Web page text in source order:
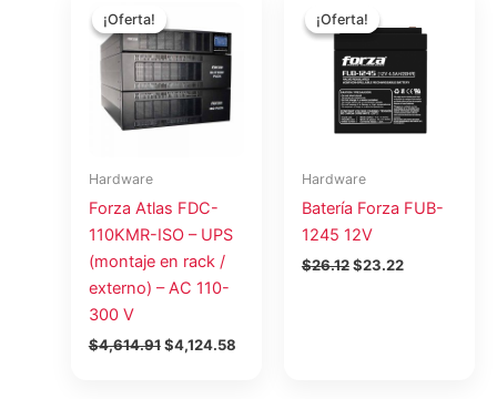
¡Oferta!
¡Oferta!
Hardware
Forza Atlas FDC-
110KMR-ISO – UPS
(montaje en rack /
externo) – AC 110-
300 V
$4,614.91
original
era:
$4,614.91.
$4,124.58
¡Oferta!
¡Oferta!
Hardware
Batería Forza FUB-
1245 12V
$26.12
precio
original
$26.12.
$23.22
actual